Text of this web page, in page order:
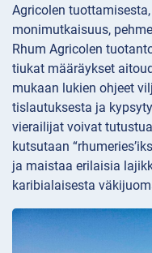
Agricolen
monimutkaisuus,
Rhum Agricolen
tiukat määräykset
mukaan lukien ohjeet
tislautuksesta ja
vierailijat voivat
kutsutaan
ja maistaa erilaisia
karibialaisesta